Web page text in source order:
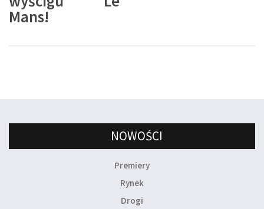
Mans!
NOWOŚCI
Premiery
Rynek
Drogi